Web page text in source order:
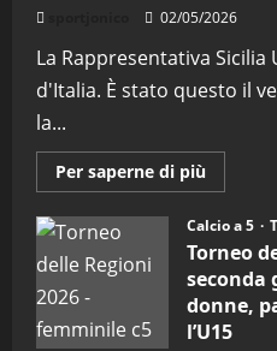
02/05/2026
La Rappresentativa
d'Italia. È stato questo il
la...
Per saperne di più
Torneo
delle
Regioni
di
calcio
a
5:
la
Calcio a 5
Torneo
seconda
donne,
l’U15